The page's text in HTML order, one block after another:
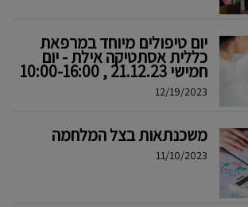
יום טיפולים מיוחד במרפאת
כללית אסתטיקה אילת - יום
חמישי 21.12.23 , 10:00-16:00
12/19/2023
משכנתאות בצל המלחמה
11/10/2023